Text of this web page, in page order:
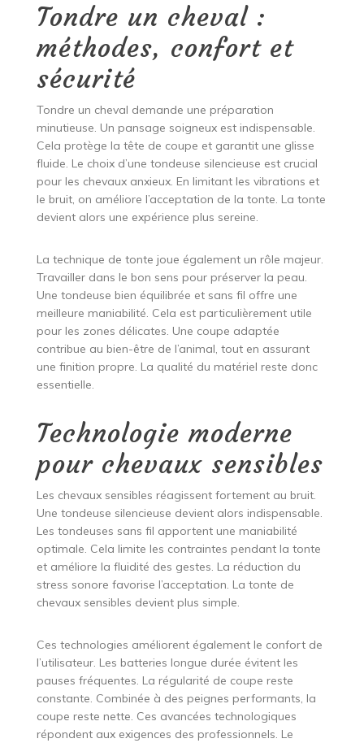
Tondre un cheval :
méthodes, confort et
sécurité
Tondre un cheval demande une préparation
minutieuse. Un pansage soigneux est indispensable.
Cela protège la tête de coupe et garantit une glisse
fluide. Le choix d’une tondeuse silencieuse est crucial
pour les chevaux anxieux. En limitant les vibrations et
le bruit, on améliore l’acceptation de la tonte. La tonte
devient alors une expérience plus sereine.
La technique de tonte joue également un rôle majeur.
Travailler dans le bon sens pour préserver la peau.
Une tondeuse bien équilibrée et sans fil offre une
meilleure maniabilité. Cela est particulièrement utile
pour les zones délicates. Une coupe adaptée
contribue au bien-être de l’animal, tout en assurant
une finition propre. La qualité du matériel reste donc
essentielle.
Technologie moderne
pour chevaux sensibles
Les chevaux sensibles réagissent fortement au bruit.
Une tondeuse silencieuse devient alors indispensable.
Les tondeuses sans fil apportent une maniabilité
optimale. Cela limite les contraintes pendant la tonte
et améliore la fluidité des gestes. La réduction du
stress sonore favorise l’acceptation. La tonte de
chevaux sensibles devient plus simple.
Ces technologies améliorent également le confort de
l’utilisateur. Les batteries longue durée évitent les
pauses fréquentes. La régularité de coupe reste
constante. Combinée à des peignes performants, la
coupe reste nette. Ces avancées technologiques
répondent aux exigences des professionnels. Le